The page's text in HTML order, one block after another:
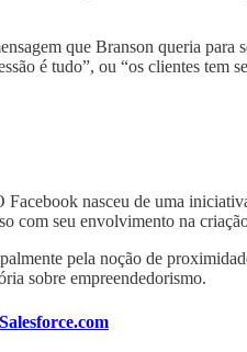
que Branson queria
é tudo”, ou “os clientes tem
nasceu de uma
com seu envolvimento na
pela noção de
sobre empreendedorismo.